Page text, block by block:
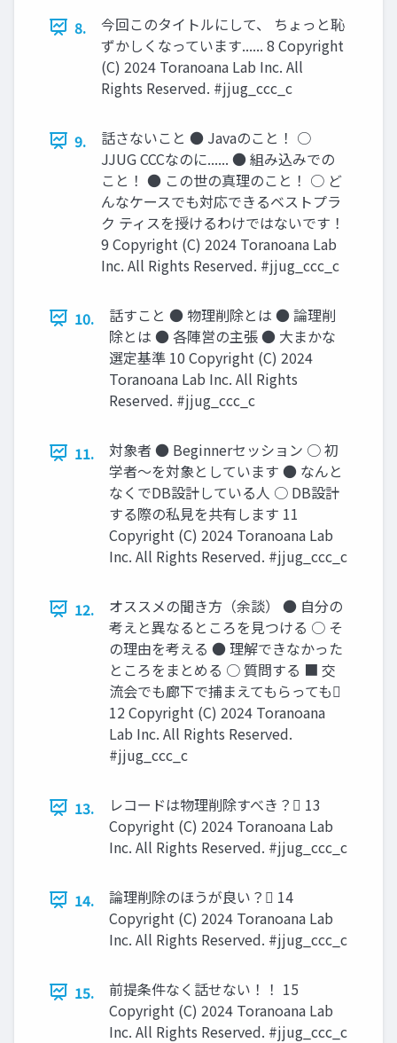
8.
今回このタイトルにして、 ちょっと恥
ずかしくなっています...... 8 Copyright
(C) 2024 Toranoana Lab Inc. All
Rights Reserved. #jjug_ccc_c
9.
話さないこと ● Javaのこと！ ○
JJUG CCCなのに...... ● 組み込みでの
こと！ ● この世の真理のこと！ ○ ど
んなケースでも対応できるベストプラ
ク ティスを授けるわけではないです！
9 Copyright (C) 2024 Toranoana Lab
Inc. All Rights Reserved. #jjug_ccc_c
10.
話すこと ● 物理削除とは ● 論理削
除とは ● 各陣営の主張 ● 大まかな
選定基準 10 Copyright (C) 2024
Toranoana Lab Inc. All Rights
Reserved. #jjug_ccc_c
11.
対象者 ● Beginnerセッション ○ 初
学者～を対象としています ● なんと
なくでDB設計している人 ○ DB設計
する際の私見を共有します 11
Copyright (C) 2024 Toranoana Lab
Inc. All Rights Reserved. #jjug_ccc_c
12.
オススメの聞き方（余談） ● 自分の
考えと異なるところを見つける ○ そ
の理由を考える ● 理解できなかった
ところをまとめる ○ 質問する ■ 交
流会でも廊下で捕まえてもらっても󰢏
12 Copyright (C) 2024 Toranoana
Lab Inc. All Rights Reserved.
#jjug_ccc_c
13.
レコードは物理削除すべき？󰢧 13
Copyright (C) 2024 Toranoana Lab
Inc. All Rights Reserved. #jjug_ccc_c
14.
論理削除のほうが良い？󰢧 14
Copyright (C) 2024 Toranoana Lab
Inc. All Rights Reserved. #jjug_ccc_c
15.
前提条件なく話せない！！ 15
Copyright (C) 2024 Toranoana Lab
Inc. All Rights Reserved. #jjug_ccc_c